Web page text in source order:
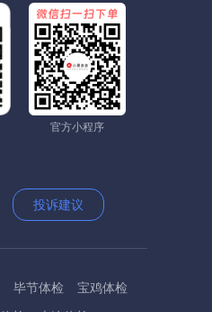
官方小程序
投诉建议
毕节体检
宝鸡体检